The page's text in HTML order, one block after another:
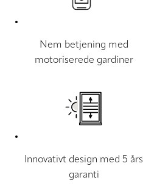
Nem betjening med
motoriserede gardiner
Innovativt design med 5 års
garanti